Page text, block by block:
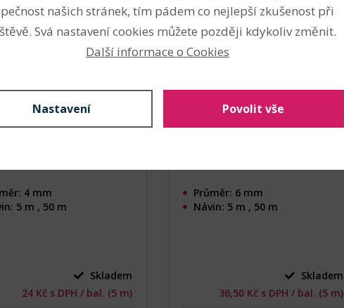
pletená BAVLNA režná
4 mm
5 m , 50 m
Skladem
24 Kč s DPH / bal. (5 m)
Šnůra pletená BAVLNA režná
6 mm
(Kód produktu: 147781)
Průměr: 6 mm
Návin: 5 m , 50 m
Skladem
36,50 Kč s DPH / bal. (5 m)
našich stránek, tím pádem co nejlepší zkušenost při
Svá nastavení cookies můžete později kdykoliv změnit.
Další informace o Cookies
Nastavení Povolit vše